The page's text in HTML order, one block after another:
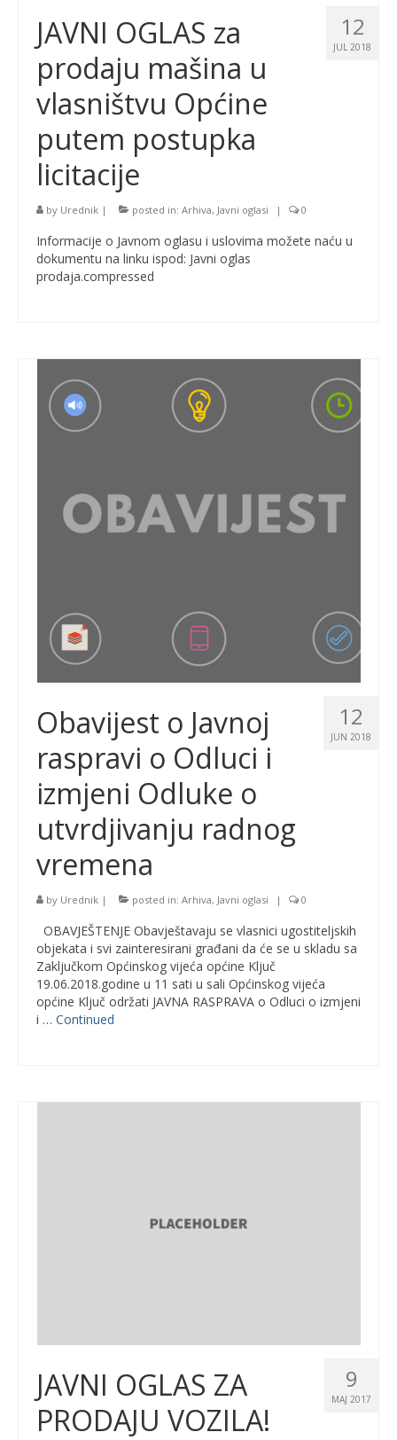
12
JUL 2018
JAVNI OGLAS za
prodaju mašina u
vlasništvu Općine
putem postupka
licitacije
by Urednik | posted in: Arhiva, Javni oglasi | 0
Informacije o Javnom oglasu i uslovima možete naću u
dokumentu na linku ispod: Javni oglas
prodaja.compressed
12
JUN 2018
Obavijest o Javnoj
raspravi o Odluci i
izmjeni Odluke o
utvrdjivanju radnog
vremena
by Urednik | posted in: Arhiva, Javni oglasi | 0
OBAVJEŠTENJE Obavještavaju se vlasnici ugostiteljskih
objekata i svi zainteresirani građani da će se u skladu sa
Zaključkom Općinskog vijeća općine Ključ
19.06.2018.godine u 11 sati u sali Općinskog vijeća
općine Ključ održati JAVNA RASPRAVA o Odluci o izmjeni
i … Continued
9
MAJ 2017
JAVNI OGLAS ZA
PRODAJU VOZILA!